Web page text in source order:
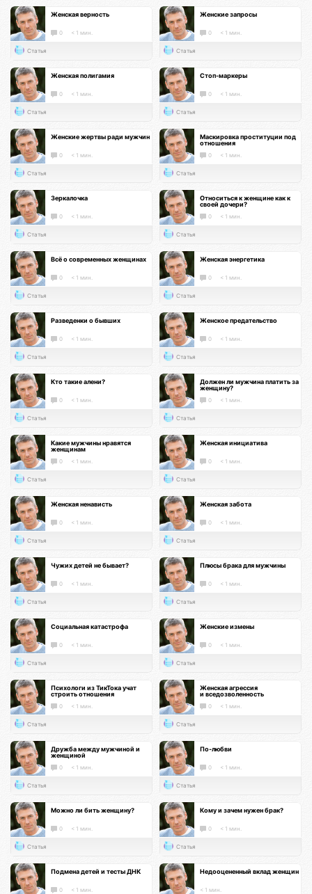
Женская верность
0 < 1 мин.
Статья
Женские запросы
0 < 1 мин.
Статья
Женская полигамия
0 < 1 мин.
Статья
Стоп-маркеры
0 < 1 мин.
Статья
Женские жертвы ради мужчин
0 < 1 мин.
Статья
Маскировка проституции под
отношения
0 < 1 мин.
Статья
Зеркалочка
0 < 1 мин.
Статья
Относиться к женщине как к
своей дочери?
0 < 1 мин.
Статья
Всё о современных женщинах
0 < 1 мин.
Статья
Женская энергетика
0 < 1 мин.
Статья
Разведенки о бывших
0 < 1 мин.
Статья
Женское предательство
0 < 1 мин.
Статья
Кто такие алени?
0 < 1 мин.
Статья
Должен ли мужчина платить за
женщину?
0 < 1 мин.
Статья
Какие мужчины нравятся
женщинам
0 < 1 мин.
Статья
Женская инициатива
0 < 1 мин.
Статья
Женская ненависть
0 < 1 мин.
Статья
Женская забота
0 < 1 мин.
Статья
Чужих детей не бывает?
0 < 1 мин.
Статья
Плюсы брака для мужчины
0 < 1 мин.
Статья
Социальная катастрофа
0 < 1 мин.
Статья
Женские измены
0 < 1 мин.
Статья
Психологи из ТикТока учат
строить отношения
0 < 1 мин.
Статья
Женская агрессия
и вседозволенность
0 < 1 мин.
Статья
Дружба между мужчиной и
женщиной
0 < 1 мин.
Статья
По-любви
0 < 1 мин.
Статья
Можно ли бить женщину?
0 < 1 мин.
Статья
Кому и зачем нужен брак?
0 < 1 мин.
Статья
Подмена детей и тесты ДНК
0 < 1 мин.
Недооцененный вклад женщин
< 1 мин.